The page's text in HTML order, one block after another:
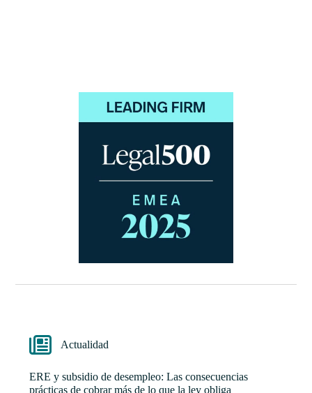
Actualidad
ERE y subsidio de desempleo: Las consecuencias
prácticas de cobrar más de lo que la ley obliga